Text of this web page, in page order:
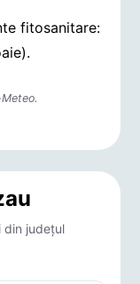
fitosanitare:
din județul